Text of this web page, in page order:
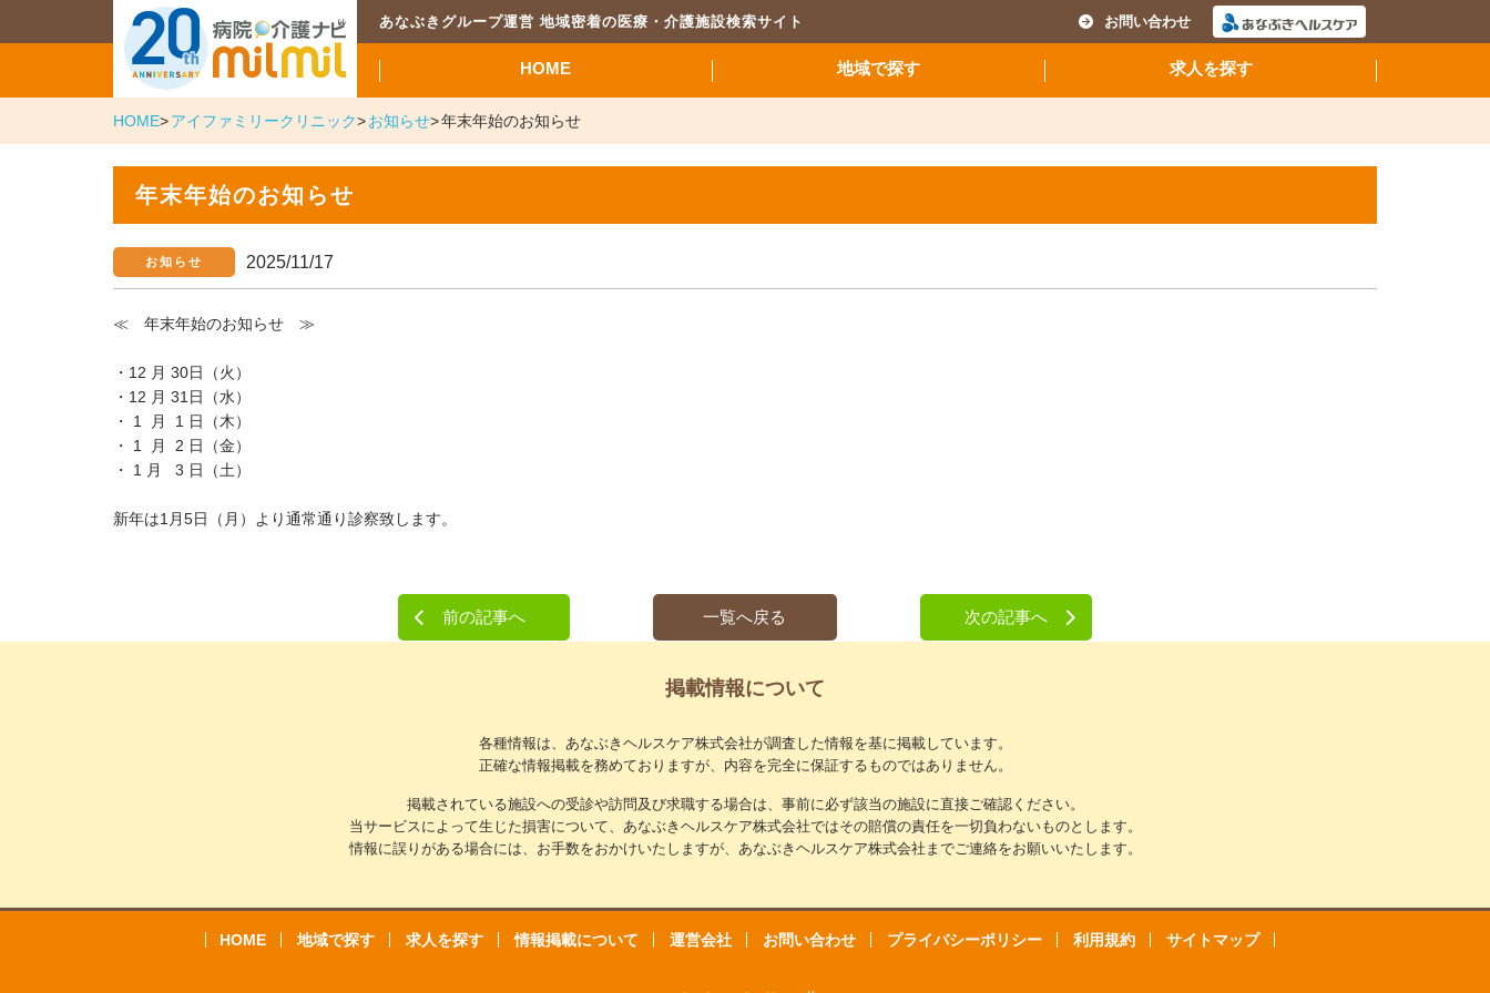
あなぶきグループ運営 地域密着の医療・介護施設検索サイト お問い合わせ
HOME 地域で探す 求人を探す
HOME アイファミリークリニック お知らせ 年末年始のお知らせ
年末年始のお知らせ
お知らせ 2025/11/17
≪ 年末年始のお知らせ ≫
・12 月 30日（火）
・12 月 31日（水）
・ 1 月 1 日（木）
・ 1 月 2 日（金）
・ 1 月 3 日（土）
新年は1月5日（月）より通常通り診察致します。
前の記事へ 一覧へ戻る 次の記事へ
掲載情報について
各種情報は、あなぶきヘルスケア株式会社が調査した情報を基に掲載しています。
正確な情報掲載を務めておりますが、内容を完全に保証するものではありません。
掲載されている施設への受診や訪問及び求職する場合は、事前に必ず該当の施設に直接ご確認ください。
当サービスによって生じた損害について、あなぶきヘルスケア株式会社ではその賠償の責任を一切負わないものとします。
情報に誤りがある場合には、お手数をおかけいたしますが、あなぶきヘルスケア株式会社までご連絡をお願いいたします。
HOME 地域で探す 求人を探す 情報掲載について 運営会社 お問い合わせ プライバシーポリシー 利用規約 サイトマップ